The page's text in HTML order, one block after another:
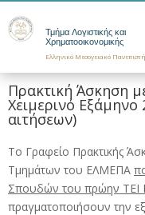
Τμήμα Λογιστικής και
Χρηματοοικονομικής
Ελληνικό Μεσογειακό
Πρακτική Άσκηση
Χειμερινό Εξάμηνο
αιτήσεων)
Το Γραφείο Πρακτικής
Τμημάτων του ΕΛΜΕΠΑ
Σπουδών του πρώην ΤΕΙ
πραγματοποιήσουν την